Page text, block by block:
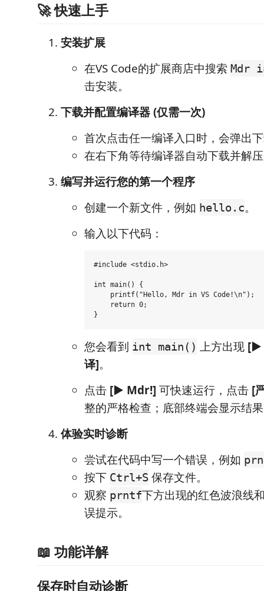
🚀 快速上手
安装扩展
在VS Code的扩展商店中搜索 Mdr
击安装。
下载并配置编译器 (仅需一次)
首次点击任一编译入口时，会弹出
在右下角等待编译器自动下载并解
编写并运行您的第一个程序
创建一个新文件，例如 hello.c。
输入以下代码：
#include <stdio.h>
int main() {
    printf("Hello, Mdr in VS Code!\n");
    return 0;
您会看到 int main() 上方出现 [▶
译]。
点击 [▶ Mdr!] 可快速运行，点击 [
整的严格检查；底部终端会显示结
体验实时诊断
尝试在代码中写一个错误，例如
按下 Ctrl+S 保存文件。
观察 prntf下方出现的红色波浪线
误提示。
📖 功能详解
保存时自动诊断